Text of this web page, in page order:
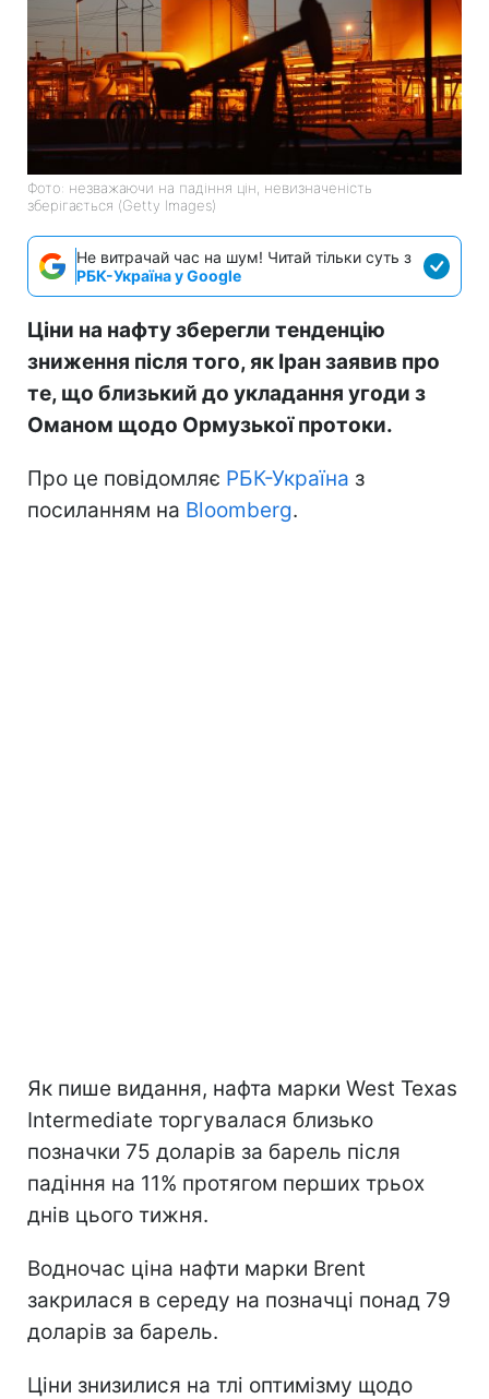
Фото: незважаючи на падіння цін, невизначеність
зберігається (Getty Images)
Не витрачай час на шум! Читай тільки суть з
РБК-Україна у Google
Ціни на нафту зберегли тенденцію
зниження після того, як Іран заявив про
те, що близький до укладання угоди з
Оманом щодо Ормузької протоки.
Про це повідомляє РБК-Україна з
посиланням на Bloomberg.
Як пише видання, нафта марки West Texas
Intermediate торгувалася близько
позначки 75 доларів за барель після
падіння на 11% протягом перших трьох
днів цього тижня.
Водночас ціна нафти марки Brent
закрилася в середу на позначці понад 79
доларів за барель.
Ціни знизилися на тлі оптимізму щодо